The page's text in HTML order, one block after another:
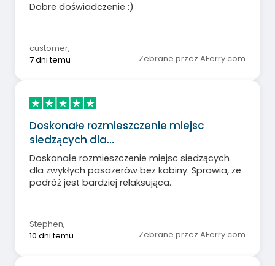
Dobre doświadczenie :)
customer,
7 dni temu
Zebrane przez AFerry.com
Doskonałe rozmieszczenie miejsc
siedzących dla…
Doskonałe rozmieszczenie miejsc siedzących
dla zwykłych pasażerów bez kabiny. Sprawia, że
podróż jest bardziej relaksująca.
Stephen,
10 dni temu
Zebrane przez AFerry.com